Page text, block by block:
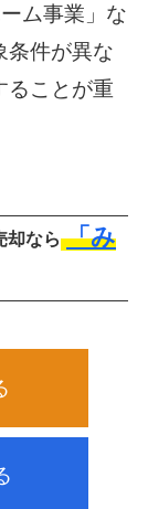
ム事業」な
条件が異な
ることが重
却なら 「み